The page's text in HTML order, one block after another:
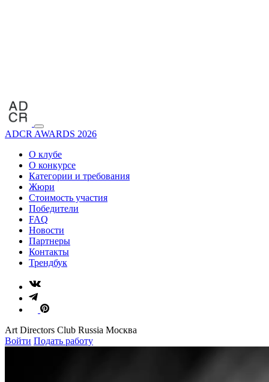
ADCR AWARDS 2026
О клубе
О конкурсе
Категории и требования
Жюри
Стоимость участия
Победители
FAQ
Новости
Партнеры
Контакты
Трендбук
Art Directors Club Russia Москва
Войти Подать работу